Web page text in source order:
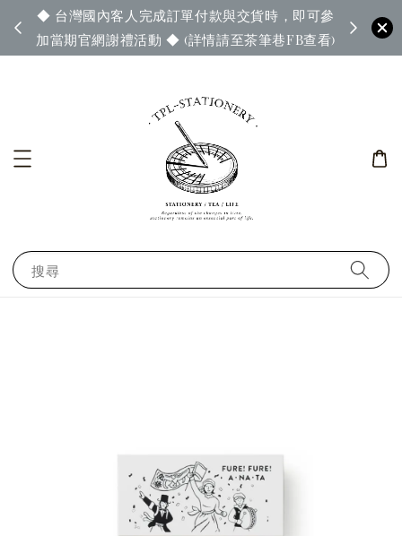
◆ 台灣國內客人完成訂單付款與交貨時，即可參
加當期官網謝禮活動 ◆ (詳情請至茶筆巷FB查看)
◆ 官
搜尋